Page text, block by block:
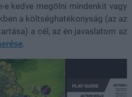
e kedve megölni mindenkit vagy
a költséghatékonyság (az az
a cél, az én javaslatom az
.